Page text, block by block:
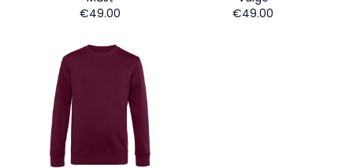
€49.00
€49.00